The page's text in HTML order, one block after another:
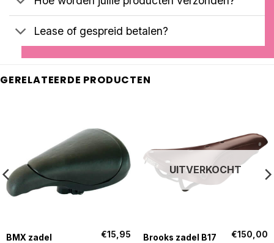
Lease of gespreid betalen?
GERELATEERDE PRODUCTEN
BMX zadel
€15,95
UITVERKOCHT
Brooks zadel B17
€150,00